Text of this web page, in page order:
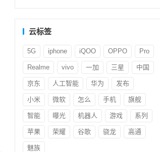
云标签
5G iphone iQOO OPPO Pro
Realme vivo 一加 三星 中国
京东 人工智能 华为 发布
小米 微软 怎么 手机 旗舰
智能 曝光 机器人 游戏 系列
苹果 荣耀 谷歌 骁龙 高通
魅族